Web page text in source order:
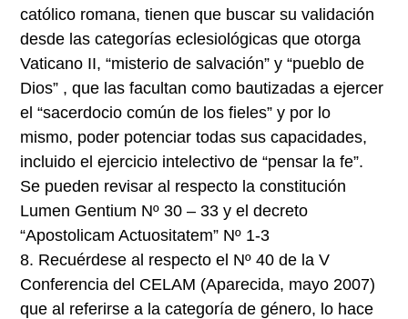
católico romana, tienen que buscar su validación
desde las categorías eclesiológicas que otorga
Vaticano II, “misterio de salvación” y “pueblo de
Dios” , que las facultan como bautizadas a ejercer
el “sacerdocio común de los fieles” y por lo
mismo, poder potenciar todas sus capacidades,
incluido el ejercicio intelectivo de “pensar la fe”.
Se pueden revisar al respecto la constitución
Lumen Gentium Nº 30 – 33 y el decreto
“Apostolicam Actuositatem” Nº 1-3
8. Recuérdese al respecto el Nº 40 de la V
Conferencia del CELAM (Aparecida, mayo 2007)
que al referirse a la categoría de género, lo hace